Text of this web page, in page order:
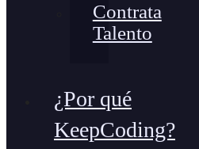
Contrata
Talento
¿Por qué
KeepCoding?